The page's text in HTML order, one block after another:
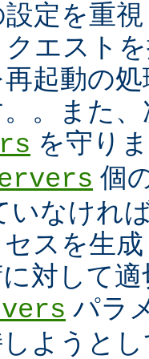
定を重
エスト
起動の
。また
を守り
個
いなけれ
スを生
対して
パラ
ようと